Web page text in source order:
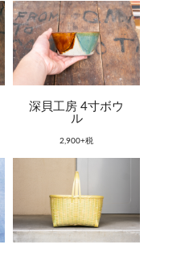
深貝工房 4寸ボウ
ル
2,900+税